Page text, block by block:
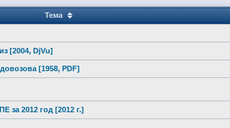
Тема
[2004, DjVu]
[1958, PDF]
за 2012 год [2012 г.]